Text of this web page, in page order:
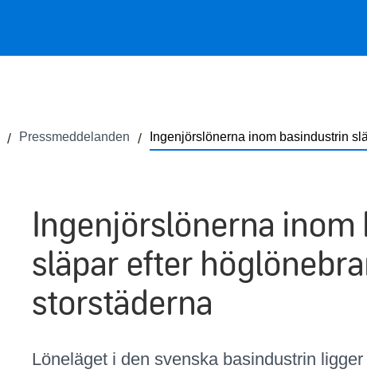
Pressmeddelanden Ingenjörslönerna inom basindustrin
Ingenjörslönerna inom
släpar efter
storstäderna
Löneläget i den svenska basindustrin